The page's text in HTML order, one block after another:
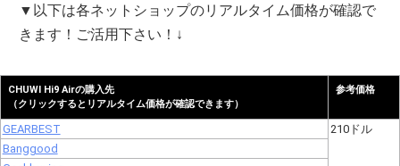
▼以下は各ネットショップのリアルタイム価格が確認で
きます！ご活用下さい！↓
CHUWI Hi9 Airの購入先
（クリックするとリアルタイム価格が確認できます）
参考価格
GEARBEST
210ドル
Banggood